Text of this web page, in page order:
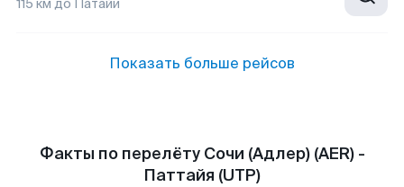
115 км до Патайи
Показать больше рейсов
Факты по перелёту Сочи (Адлер) (AER) -
Паттайя (UTP)